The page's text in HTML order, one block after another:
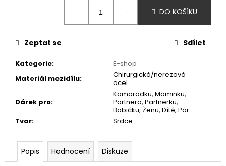
DO KOŠÍKU
Kategorie:
E-shop
Materiál mezidílu:
Chirurgická/nerezová
ocel
Dárek pro:
Kamarádku, Maminku,
Partnera, Partnerku,
Babičku, Ženu, Dítě, Pár
Tvar: Srdce
Zeptat se Sdílet
Popis Hodnocení Diskuze